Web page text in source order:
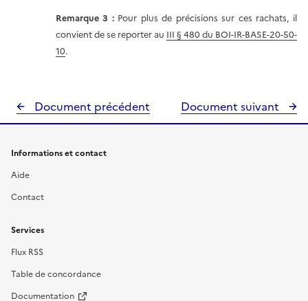
Remarque 3 :Pour plus de précisions sur ces rachats, il
convient de se reporter au III § 480 du BOI-IR-BASE-20-50-
10.
Document précédent Document suivant
Informations et contact
Aide
Contact
Services
Flux RSS
Table de concordance
Documentation